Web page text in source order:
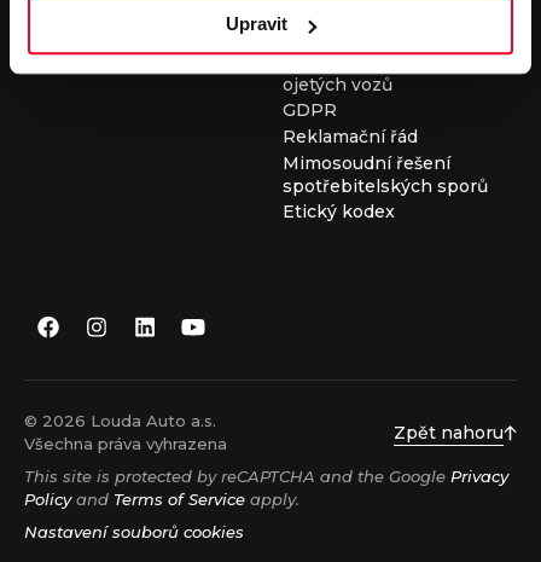
Upravitservisních prací
Všeobecné obchodní
podmínky při nákupu
ojetých vozů
GDPR
Reklamační řád
Mimosoudní řešení
spotřebitelských sporů
Etický kodex
© 2026 Louda Auto a.s.
Všechna práva vyhrazena
Zpět nahoru
This site is protected by reCAPTCHA and the Google Privacy
Policyand Terms of Service apply.
Nastavení souborů cookies